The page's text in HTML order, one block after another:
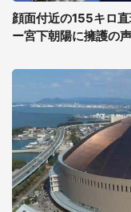
顔面付近の155キロ
ー宮下朝陽に擁護の